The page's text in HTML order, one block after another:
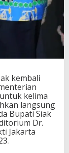
kembali
kelima
langsung
Bupati Siak
Dr.
Jakarta